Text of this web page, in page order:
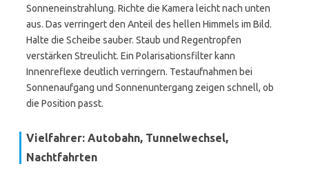
Sonneneinstrahlung. Richte die Kamera leicht nach unten
aus. Das verringert den Anteil des hellen Himmels im Bild.
Halte die Scheibe sauber. Staub und Regentropfen
verstärken Streulicht. Ein Polarisationsfilter kann
Innenreflexe deutlich verringern. Testaufnahmen bei
Sonnenaufgang und Sonnenuntergang zeigen schnell, ob
die Position passt.
Vielfahrer: Autobahn, Tunnelwechsel,
Nachtfahrten